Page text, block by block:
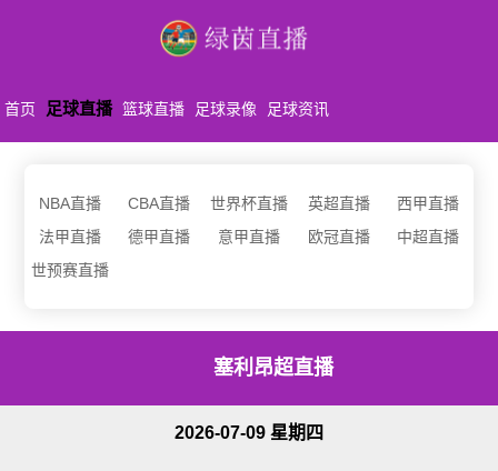
首页 足球直播 篮球直播 足球录像 足球资讯
NBA直播 CBA直播 世界杯直播 英超直播
西甲直播
法甲直播
德甲直播 意甲直播 欧冠直播
中超直播
世预赛直播
塞利昂超直播
2026-07-09 星期四